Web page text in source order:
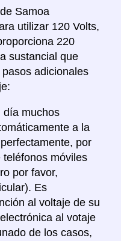
Samoa
utilizar 120 Volts,
220
sustancial que
adicionales
día muchos
a la
por
móviles
por favor,
Es
al voltaje de su
al votaje
de los casos,